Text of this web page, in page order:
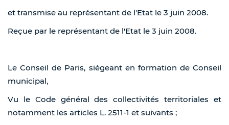
et transmise au représentant de l'Etat le 3 juin 2008.
Reçue par le représentant de l'Etat le 3 juin 2008.
Le Conseil de Paris, siégeant en formation de Conseil
municipal,
Vu le Code général des collectivités territoriales et
notamment les articles L. 2511-1 et suivants ;